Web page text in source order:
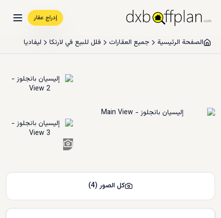
إدراج عقار
الصفحة الرئيسية جميع العقارات فلل للبيع في لارنكا ليفاديا
كل الصور(
4
)